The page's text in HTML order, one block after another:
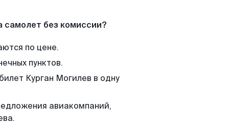
самолет без комиссии?
по цене.
пунктов.
Курган Могилев в одну
авиакомпаний,